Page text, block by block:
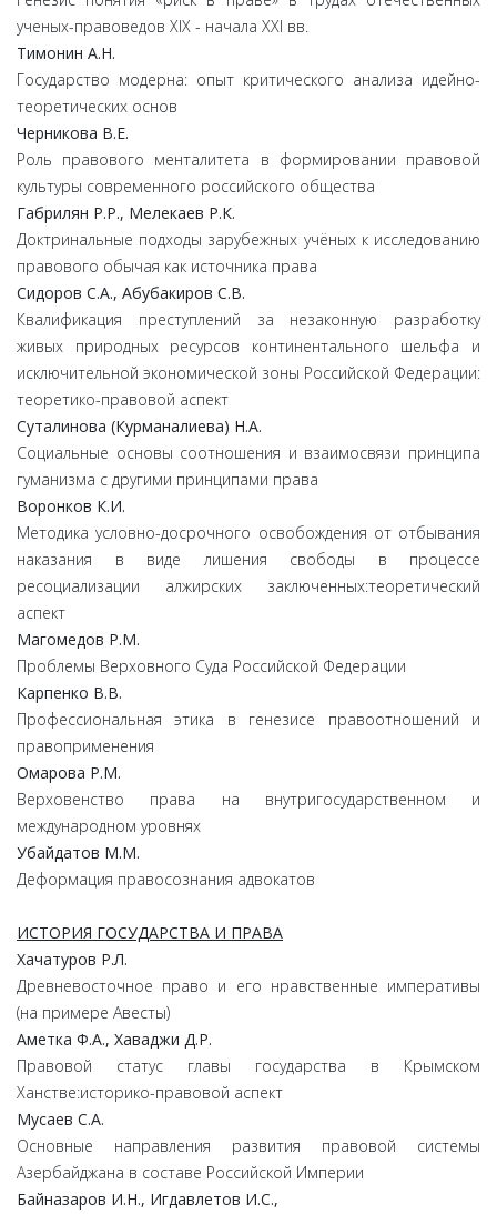
ученых-правоведов XIX - начала XXI вв.
Тимонин А.Н.
Государство модерна: опыт критического анализа идейно-
теоретических основ
Черникова В.Е.
Роль правового менталитета в формировании правовой
культуры современного российского общества
Габрилян Р.Р., Мелекаев Р.К.
Доктринальные подходы зарубежных учёных к исследованию
правового обычая как источника права
Сидоров С.А., Абубакиров С.В.
Квалификация преступлений за незаконную разработку
живых природных ресурсов континентального шельфа и
исключительной экономической зоны Российской Федерации:
теоретико-правовой аспект
Суталинова (Курманалиева) Н.А.
Социальные основы соотношения и взаимосвязи принципа
гуманизма с другими принципами права
Воронков К.И.
Методика условно-досрочного освобождения от отбывания
наказания в виде лишения свободы в процессе
ресоциализации алжирских заключенных:теоретический
аспект
Магомедов Р.М.
Проблемы Верховного Суда Российской Федерации
Карпенко В.В.
Профессиональная этика в генезисе правоотношений и
правоприменения
Омарова Р.М.
Верховенство права на внутригосударственном и
международном уровнях
Убайдатов М.М.
Деформация правосознания адвокатов
ИСТОРИЯ ГОСУДАРСТВА И ПРАВА
Хачатуров Р.Л.
Древневосточное право и его нравственные императивы
(на примере Авесты)
Аметка Ф.А., Хаваджи Д.Р.
Правовой статус главы государства в Крымском
Ханстве:историко-правовой аспект
Мусаев С.А.
Основные направления развития правовой системы
Азербайджана в составе Российской Империи
Байназаров И.Н., Игдавлетов И.С.,